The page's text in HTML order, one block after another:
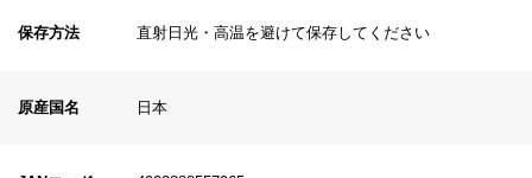
保存方法 直射日光・高温を避けて保存してください
原産国名 日本